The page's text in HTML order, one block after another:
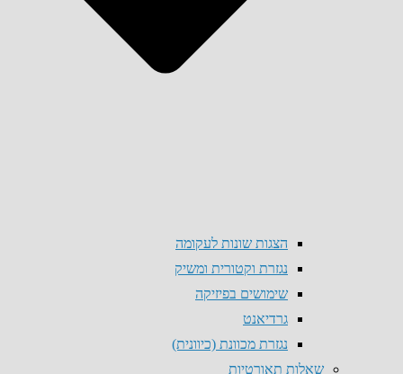
הצגות שונות לעקומה
נגזרת וקטורית ומשיק
שימושים בפיזיקה
גרדיאנט
נגזרת מכוונת (כיוונית)
שאלות תאורטיות